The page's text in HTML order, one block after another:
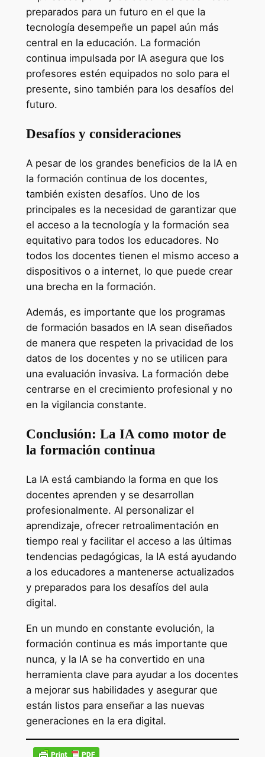
preparados para un futuro en el que la
tecnología desempeñe un papel aún más
central en la educación. La formación
continua impulsada por IA asegura que los
profesores estén equipados no solo para el
presente, sino también para los desafíos del
futuro.
Desafíos y consideraciones
A pesar de los grandes beneficios de la IA en
la formación continua de los docentes,
también existen desafíos. Uno de los
principales es la necesidad de garantizar que
el acceso a la tecnología y la formación sea
equitativo para todos los educadores. No
todos los docentes tienen el mismo acceso a
dispositivos o a internet, lo que puede crear
una brecha en la formación.
Además, es importante que los programas
de formación basados en IA sean diseñados
de manera que respeten la privacidad de los
datos de los docentes y no se utilicen para
una evaluación invasiva. La formación debe
centrarse en el crecimiento profesional y no
en la vigilancia constante.
Conclusión: La IA como motor de
la formación continua
La IA está cambiando la forma en que los
docentes aprenden y se desarrollan
profesionalmente. Al personalizar el
aprendizaje, ofrecer retroalimentación en
tiempo real y facilitar el acceso a las últimas
tendencias pedagógicas, la IA está ayudando
a los educadores a mantenerse actualizados
y preparados para los desafíos del aula
digital.
En un mundo en constante evolución, la
formación continua es más importante que
nunca, y la IA se ha convertido en una
herramienta clave para ayudar a los docentes
a mejorar sus habilidades y asegurar que
están listos para enseñar a las nuevas
generaciones en la era digital.